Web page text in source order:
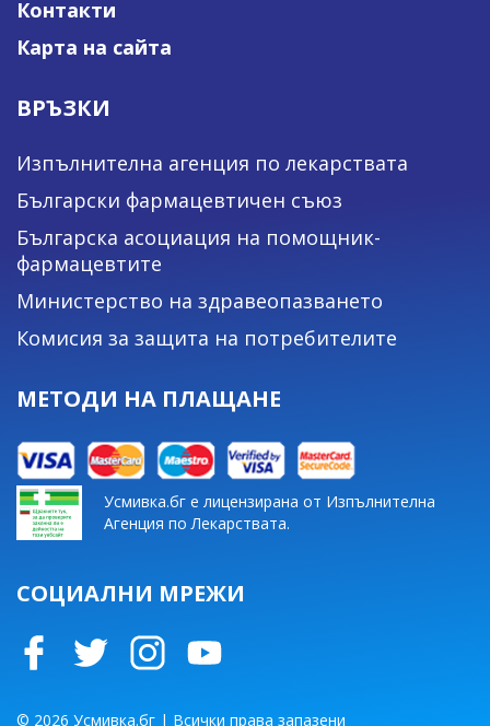
Контакти
Карта на сайта
© 2026 Усмивка.бг | Всички права запазени
ВРЪЗКИ
Изпълнителна агенция по лекарствата
Български фармацевтичен съюз
Българска асоциация на помощник-
фармацевтите
Министерство на здравеопазването
Комисия за защита на потребителите
МЕТОДИ НА ПЛАЩАНЕ
Усмивка.бг е лицензирана от Изпълнителна
Агенция по Лекарствата.
СОЦИАЛНИ МРЕЖИ